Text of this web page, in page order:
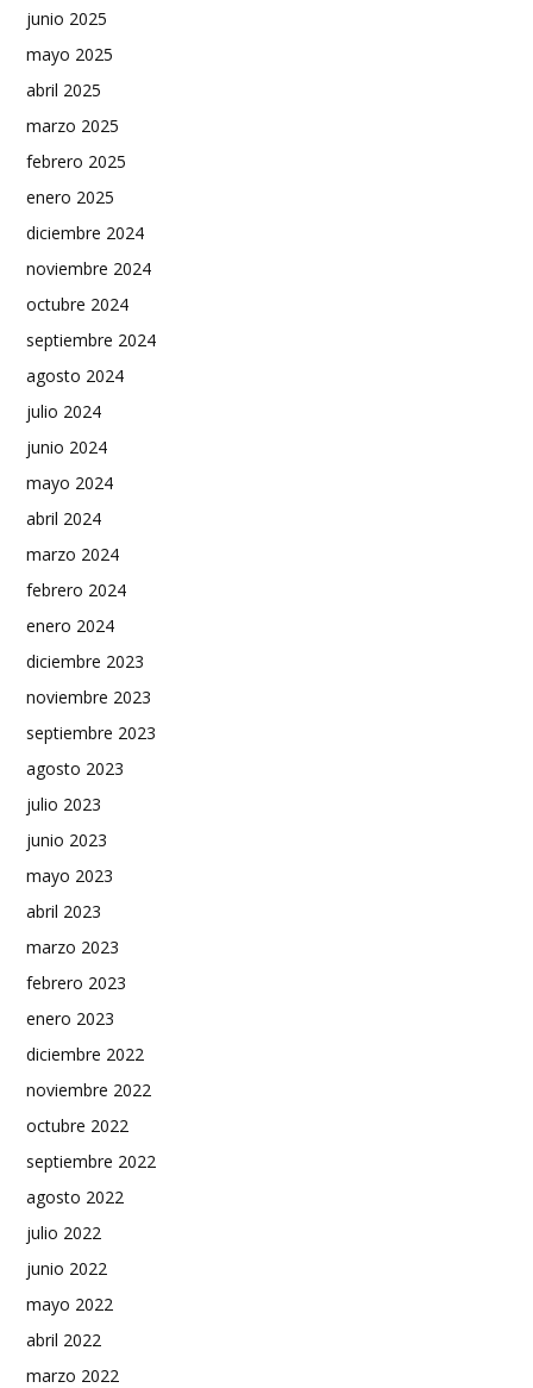
junio 2025
mayo 2025
abril 2025
marzo 2025
febrero 2025
enero 2025
diciembre 2024
noviembre 2024
octubre 2024
septiembre 2024
agosto 2024
julio 2024
junio 2024
mayo 2024
abril 2024
marzo 2024
febrero 2024
enero 2024
diciembre 2023
noviembre 2023
septiembre 2023
agosto 2023
julio 2023
junio 2023
mayo 2023
abril 2023
marzo 2023
febrero 2023
enero 2023
diciembre 2022
noviembre 2022
octubre 2022
septiembre 2022
agosto 2022
julio 2022
junio 2022
mayo 2022
abril 2022
marzo 2022